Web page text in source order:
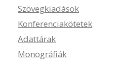
Szövegkiadások
Konferenciakötetek
Adattárak
Monográfiák